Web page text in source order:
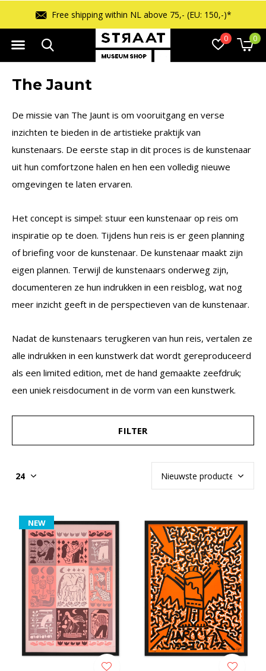
0 0
Free returns within 14 days
The Jaunt
De missie van The Jaunt is om vooruitgang en verse
inzichten te bieden in de artistieke praktijk van
kunstenaars. De eerste stap in dit proces is de kunstenaar
uit hun comfortzone halen en hen een volledig nieuwe
omgevingen te laten ervaren.
Het concept is simpel: stuur een kunstenaar op reis om
inspiratie op te doen. Tijdens hun reis is er geen planning
of briefing voor de kunstenaar. De kunstenaar maakt zijn
eigen plannen. Terwijl de kunstenaars onderweg zijn,
documenteren ze hun indrukken in een reisblog, wat nog
meer inzicht geeft in de perspectieven van de kunstenaar.
Nadat de kunstenaars terugkeren van hun reis, vertalen ze
alle indrukken in een kunstwerk dat wordt gereproduceerd
als een limited edition, met de hand gemaakte zeefdruk;
een uniek reisdocument in de vorm van een kunstwerk.
FILTER
NEW